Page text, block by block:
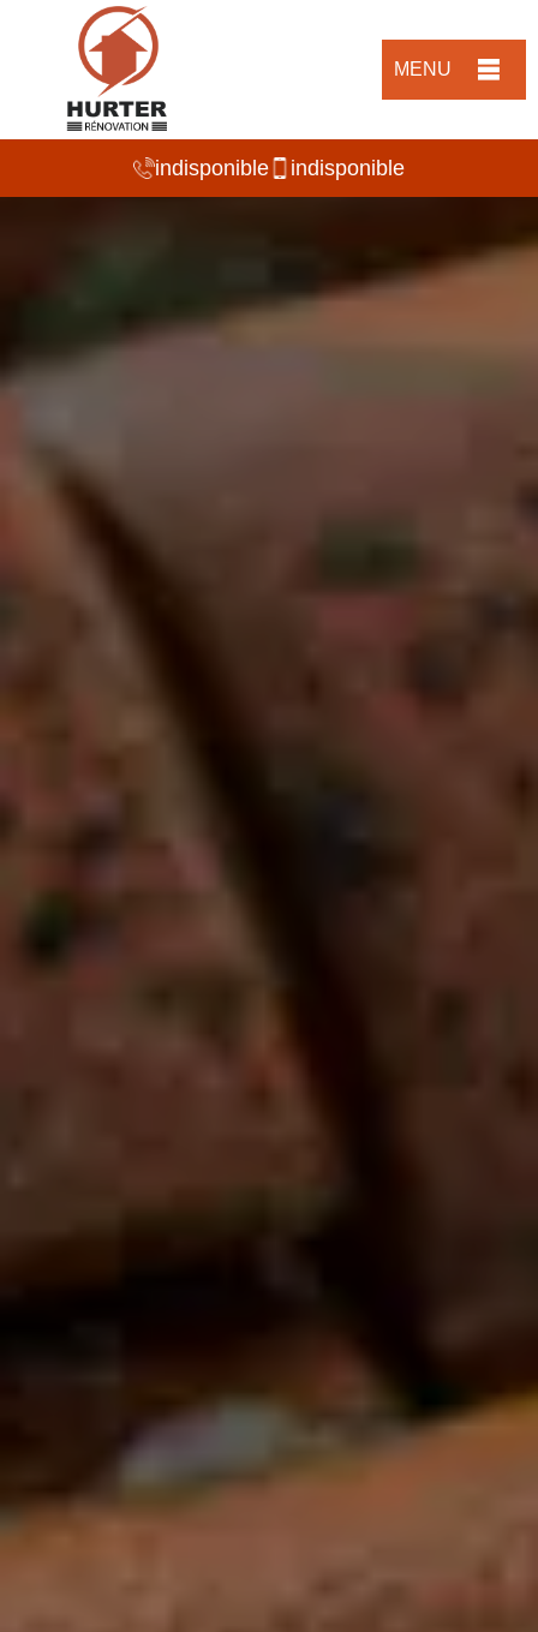
MENU
indisponible indisponible